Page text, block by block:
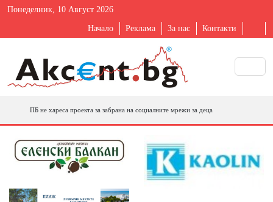
Понеделник, 10 Август 2026
Начало Реклама За нас Контакти
ПБ не хареса проекта за забрана на социалните мрежи за деца